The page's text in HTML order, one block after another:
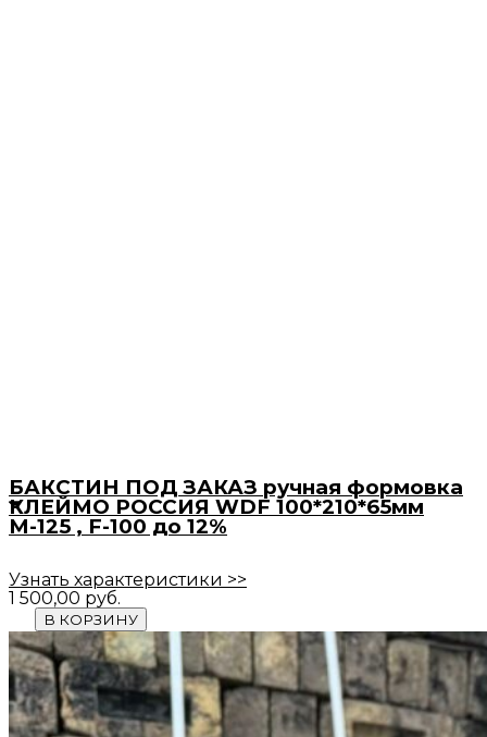
БАКСТИН ПОД ЗАКАЗ ручная формовка
КЛЕЙМО РОССИЯ WDF 100*210*65мм
М-125 , F-100 до 12%
Узнать характеристики >>
1 500,00 руб.
В КОРЗИНУ